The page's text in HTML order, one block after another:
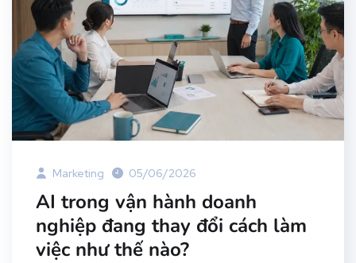
Marketing 05/06/2026
AI trong vận hành doanh
nghiệp đang thay đổi cách làm
việc như thế nào?